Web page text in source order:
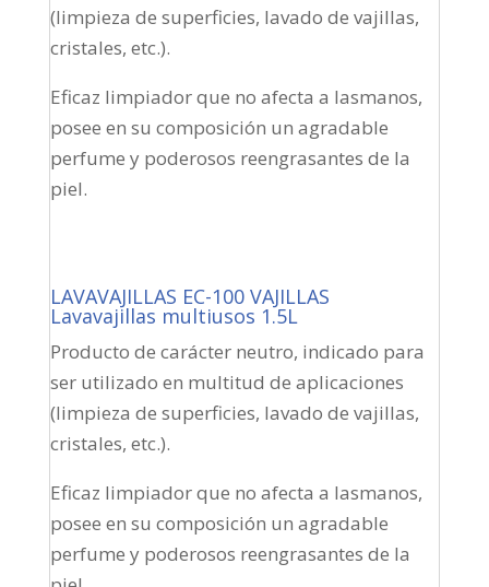
(limpieza de superficies, lavado de vajillas,
cristales, etc.).
Eficaz limpiador que no afecta a lasmanos,
posee en su composición un agradable
perfume y poderosos reengrasantes de la
piel.
LAVAVAJILLAS EC-100 VAJILLAS
Lavavajillas multiusos 1.5L
Producto de carácter neutro, indicado para
ser utilizado en multitud de aplicaciones
(limpieza de superficies, lavado de vajillas,
cristales, etc.).
Eficaz limpiador que no afecta a lasmanos,
posee en su composición un agradable
perfume y poderosos reengrasantes de la